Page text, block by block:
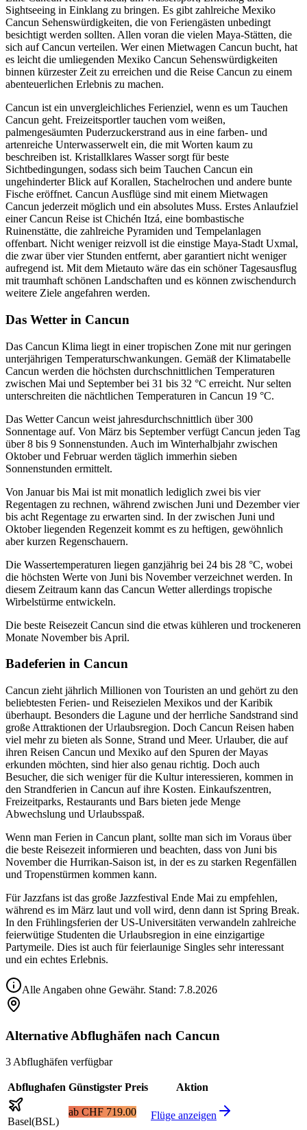
Sightseeing in Einklang zu bringen. Es gibt zahlreiche Mexiko
Cancun Sehenswürdigkeiten, die von Feriengästen unbedingt
besichtigt werden sollten. Allen voran die vielen Maya-Stätten, die
sich auf Cancun verteilen. Wer einen Mietwagen Cancun bucht, hat
es leicht die umliegenden Mexiko Cancun Sehenswürdigkeiten
binnen kürzester Zeit zu erreichen und die Reise Cancun zu einem
abenteuerlichen Erlebnis zu machen.
Cancun ist ein unvergleichliches Ferienziel, wenn es um Tauchen
Cancun geht. Freizeitsportler tauchen vom weißen,
palmengesäumten Puderzuckerstrand aus in eine farben- und
artenreiche Unterwasserwelt ein, die mit Worten kaum zu
beschreiben ist. Kristallklares Wasser sorgt für beste
Sichtbedingungen, sodass sich beim Tauchen Cancun ein
ungehinderter Blick auf Korallen, Stachelrochen und andere bunte
Fische eröffnet. Cancun Ausflüge sind mit einem Mietwagen
Cancun jederzeit möglich und ein absolutes Muss. Erstes Anlaufziel
einer Cancun Reise ist Chichén Itzá, eine bombastische
Ruinenstätte, die zahlreiche Pyramiden und Tempelanlagen
offenbart. Nicht weniger reizvoll ist die einstige Maya-Stadt Uxmal,
die zwar über vier Stunden entfernt, aber garantiert nicht weniger
aufregend ist. Mit dem Mietauto wäre das ein schöner Tagesausflug
mit traumhaft schönen Landschaften und es können zwischendurch
weitere Ziele angefahren werden.
Das Wetter in Cancun
Das Cancun Klima liegt in einer tropischen Zone mit nur geringen
unterjährigen Temperaturschwankungen. Gemäß der Klimatabelle
Cancun werden die höchsten durchschnittlichen Temperaturen
zwischen Mai und September bei 31 bis 32 °C erreicht. Nur selten
unterschreiten die nächtlichen Temperaturen in Cancun 19 °C.
Das Wetter Cancun weist jahresdurchschnittlich über 300
Sonnentage auf. Von März bis September verfügt Cancun jeden Tag
über 8 bis 9 Sonnenstunden. Auch im Winterhalbjahr zwischen
Oktober und Februar werden täglich immerhin sieben
Sonnenstunden ermittelt.
Von Januar bis Mai ist mit monatlich lediglich zwei bis vier
Regentagen zu rechnen, während zwischen Juni und Dezember vier
bis acht Regentage zu erwarten sind. In der zwischen Juni und
Oktober liegenden Regenzeit kommt es zu heftigen, gewöhnlich
aber kurzen Regenschauern.
Die Wassertemperaturen liegen ganzjährig bei 24 bis 28 °C, wobei
die höchsten Werte von Juni bis November verzeichnet werden. In
diesem Zeitraum kann das Cancun Wetter allerdings tropische
Wirbelstürme entwickeln.
Die beste Reisezeit Cancun sind die etwas kühleren und trockeneren
Monate November bis April.
Badeferien in Cancun
Cancun zieht jährlich Millionen von Touristen an und gehört zu den
beliebtesten Ferien- und Reisezielen Mexikos und der Karibik
überhaupt. Besonders die Lagune und der herrliche Sandstrand sind
große Attraktionen der Urlaubsregion. Doch Cancun Reisen haben
viel mehr zu bieten als Sonne, Strand und Meer. Urlauber, die auf
ihren Reisen Cancun und Mexiko auf den Spuren der Mayas
erkunden möchten, sind hier also genau richtig. Doch auch
Besucher, die sich weniger für die Kultur interessieren, kommen in
den Strandferien in Cancun auf ihre Kosten. Einkaufszentren,
Freizeitparks, Restaurants und Bars bieten jede Menge
Abwechslung und Urlaubsspaß.
Wenn man Ferien in Cancun plant, sollte man sich im Voraus über
die beste Reisezeit informieren und beachten, dass von Juni bis
November die Hurrikan-Saison ist, in der es zu starken Regenfällen
und Tropenstürmen kommen kann.
Für Jazzfans ist das große Jazzfestival Ende Mai zu empfehlen,
während es im März laut und voll wird, denn dann ist Spring Break.
In den Frühlingsferien der US-Universitäten verwandeln zahlreiche
feierwütige Studenten die Urlaubsregion in eine einzigartige
Partymeile. Dies ist auch für feierlaunige Singles sehr interessant
und ein echtes Erlebnis.
Alle Angaben ohne Gewähr. Stand: 7.8.2026
Alternative Abflughäfen nach Cancun
3 Abflughäfen verfügbar
Abflughafen Günstigster Preis Aktion
Basel(BSL)
ab CHF 719.00 Flüge anzeigen